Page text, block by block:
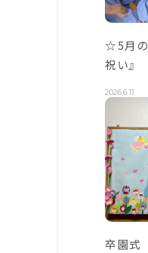
☆5月の
祝い』
2026.6.11
卒園式